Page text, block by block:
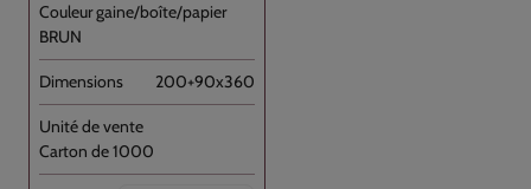
BRUN
200+90x360
Carton de 1000